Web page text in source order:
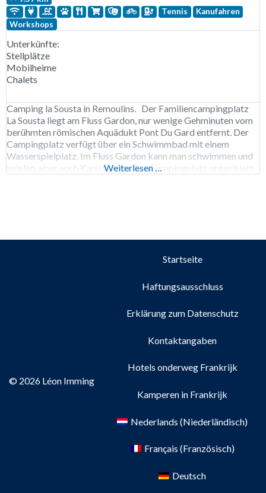
Tennis
Kanufahren
Workshops
Unterkünfte:
Stellplätze
Mobilheime
Chalets
Camping la Sousta in Remoulins. Der Familiencampingplatz
La Sousta liegt am Fluss Gardon, nur wenige Gehminuten vom
berühmten römischen Aquädukt Pont Du Gard entfernt. Der
Campingplatz verfügt über ein Schwimmbad mit einem
Wasserspielplatz. Im Fluss Gardon kann man schwimmen und
spielen, aber auch Kanu fahren. Der Campingplatz organisiert
Weiterlesen …
© 2026 Léon Imming
Startseite
Haftungsausschluss
Erklärung zum Datenschutz
Kontaktangaben
Hotels onderweg Frankrijk
Kamperen in Frankrijk
Nederlands (Niederländisch)
Français (Französisch)
Deutsch